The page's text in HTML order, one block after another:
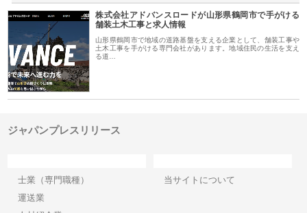
株式会社アドバンスロードが山形県鶴岡市で手がける
舗装土木工事と求人情報
山形県鶴岡市で地域の道路基盤を支える企業として、舗装工事や
土木工事を手がける専門会社があります。地域住民の生活を支え
る道…
ジャパンプレスリリース
士業（専門職種）
運送業
当サイトについて